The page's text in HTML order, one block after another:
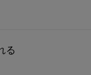
る